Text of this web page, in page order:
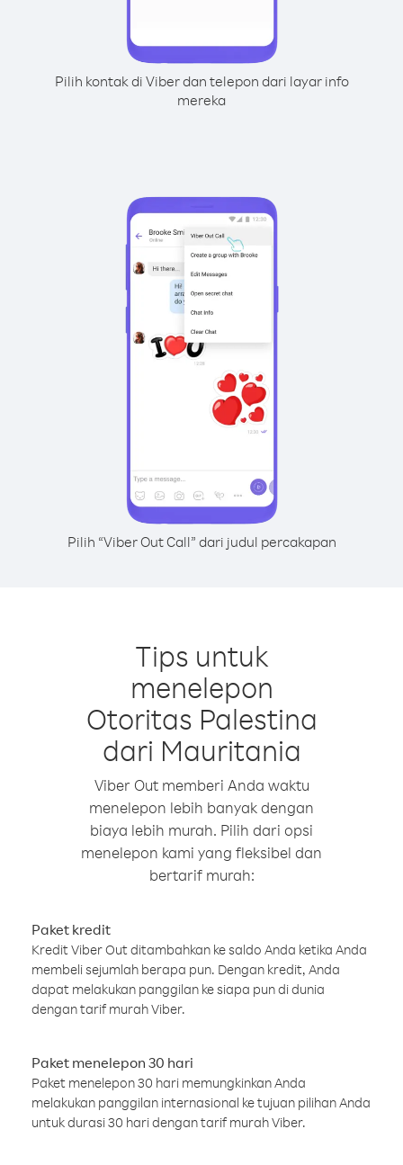
Pilih kontak di Viber dan telepon dari layar info
mereka
Pilih “Viber Out Call” dari judul percakapan
Tips untuk
menelepon
Otoritas Palestina
dari Mauritania
Viber Out memberi Anda waktu
menelepon lebih banyak dengan
biaya lebih murah. Pilih dari opsi
menelepon kami yang fleksibel dan
bertarif murah:
Paket kredit
Kredit Viber Out ditambahkan ke saldo Anda ketika Anda
membeli sejumlah berapa pun. Dengan kredit, Anda
dapat melakukan panggilan ke siapa pun di dunia
dengan tarif murah Viber.
Paket menelepon 30 hari
Paket menelepon 30 hari memungkinkan Anda
melakukan panggilan internasional ke tujuan pilihan Anda
untuk durasi 30 hari dengan tarif murah Viber.